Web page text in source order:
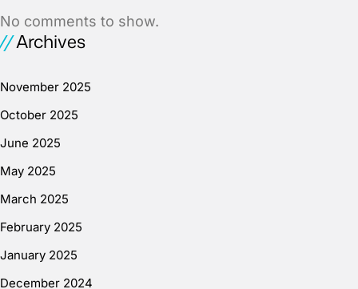
No comments to show.
Archives
November 2025
October 2025
June 2025
May 2025
March 2025
February 2025
January 2025
December 2024